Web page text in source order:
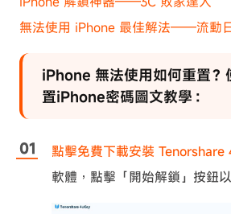
無法使用 iPhone 最佳解法——流動
iPhone 無法使用如何重置
置iPhone密碼圖文教學：
點擊免費下載安裝 Tenorshare
軟體，點擊「開始解鎖」按鈕